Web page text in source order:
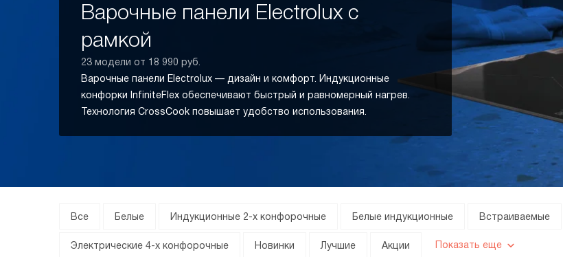
Варочные панели Electrolux с
рамкой
23 модели от 18 990 руб.
Варочные панели Electrolux — дизайн и комфорт. Индукционные
конфорки InfiniteFlex обеспечивают быстрый и равномерный нагрев.
Технология CrossCook повышает удобство использования.
Все Белые Индукционные 2-х конфорочные Белые индукционные Встраиваемые
Электрические 4-х конфорочные Новинки Лучшие Акции Показать еще